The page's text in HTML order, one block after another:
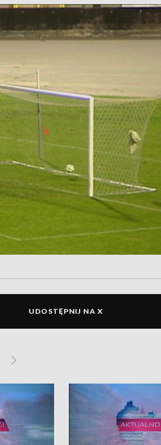
UDOSTĘPNIJ NA X